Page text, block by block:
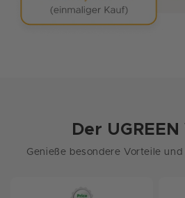
Der UGREEN
Genieße besondere Vorteile und